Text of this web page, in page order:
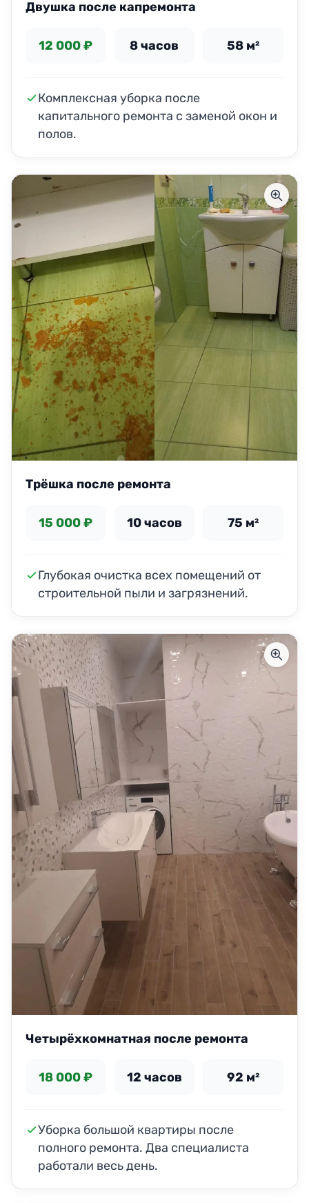
Двушка после капремонта
12 000 ₽ 8 часов 58 м²
Комплексная уборка после
капитального ремонта с заменой окон и
полов.
Трёшка после ремонта
15 000 ₽ 10 часов 75 м²
Глубокая очистка всех помещений от
строительной пыли и загрязнений.
Четырёхкомнатная после ремонта
18 000 ₽ 12 часов 92 м²
Уборка большой квартиры после
полного ремонта. Два специалиста
работали весь день.